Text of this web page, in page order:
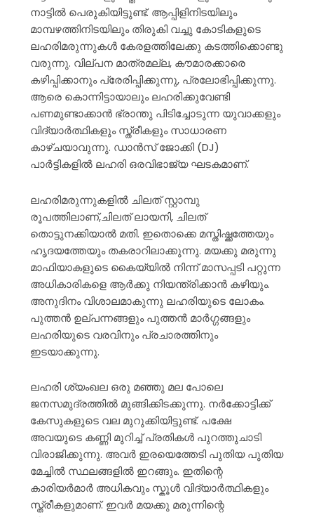
നാട്ടിൽ പെരുകിയിട്ടുണ്ട്. ആപ്പിളിനിടയിലും
മാമ്പഴത്തിനിടയിലും തിരുകി വച്ചു കോടികളുടെ
ലഹരിമരുന്നുകൾ കേരളത്തിലേക്കു കടത്തിക്കൊണ്ടു
വരുന്നു. വില്പന മാത്രമല്ല, കൗമാരക്കാരെ
കഴിപ്പിക്കാനും പ്രേരിപ്പിക്കുന്നു, പ്രലോഭിപ്പിക്കുന്നു.
ആരെ കൊന്നിട്ടായാലും ലഹരിക്കുവേണ്ടി
പണമുണ്ടാക്കാൻ ഭ്രാന്തു പിടിച്ചോടുന്ന യുവാക്കളും
വിദ്യാർത്ഥികളും സ്ത്രീകളും സാധാരണ
കാഴ്ചയാവുന്നു. ഡാൻസ് ജോക്കി (DJ)
പാർട്ടികളിൽ ലഹരി ഒരവിഭാജ്യ ഘടകമാണ്.
ലഹരിമരുന്നുകളിൽ ചിലത് സ്റ്റാമ്പു
രൂപത്തിലാണ്,ചിലത് ലായനി, ചിലത്
തൊട്ടുനക്കിയാൽ മതി. ഇതൊക്കെ മസ്തിഷ്ക്കത്തേയും
ഹൃദയത്തേയും തകരാറിലാക്കുന്നു. മയക്കു മരുന്നു
മാഫിയാകളുടെ കൈയ്യിൽ നിന്ന് മാസപ്പടി പറ്റുന്ന
അധികാരികളെ ആർക്കു നിയന്ത്രിക്കാൻ കഴിയും.
അനുദിനം വിശാലമാകുന്നു ലഹരിയുടെ ലോകം.
പുത്തൻ ഉല്പന്നങ്ങളും പുത്തൻ മാർഗ്ഗങ്ങളും
ലഹരിയുടെ വരവിനും പ്രചാരത്തിനും
ഇടയാക്കുന്നു.
ലഹരി ശ്യംഖല ഒരു മഞ്ഞു മല പോലെ
ജനസമുദ്രത്തിൽ മുങ്ങിക്കിടക്കുന്നു. നർക്കോട്ടിക്ക്
കേസുകളുടെ വല മുറുക്കിയിട്ടുണ്ട്. പക്ഷേ
അവയുടെ കണ്ണി മുറിച്ച് പ്രതികൾ പുറത്തുചാടി
വിരാജിക്കുന്നു. അവർ ഇരയെത്തേടി പുതിയ പുതിയ
മേച്ചിൽ സ്ഥലങ്ങളിൽ ഇറങ്ങും. ഇതിന്റെ
കാരിയർമാർ അധികവും സ്കൂൾ വിദ്യാർത്ഥികളും
സ്ത്രീകളുമാണ്. ഇവർ മയക്കു മരുന്നിന്റെ